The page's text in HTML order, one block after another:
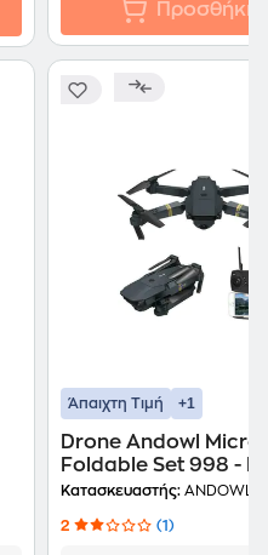
Προσθήκη
Άπαιχτη Τιμή +1
Drone Andowl Micro
Foldable Set 998 -
Κατασκευαστής: ANDOWL
2 (1)